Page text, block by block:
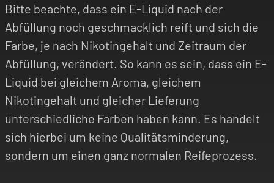
Bitte beachte, dass ein E-Liquid nach der
Abfüllung noch geschmacklich reift und sich die
Farbe, je nach Nikotingehalt und Zeitraum der
Abfüllung, verändert. So kann es sein, dass ein E-
Liquid bei gleichem Aroma, gleichem
Nikotingehalt und gleicher Lieferung
unterschiedliche Farben haben kann. Es handelt
sich hierbei um keine Qualitätsminderung,
sondern um einen ganz normalen Reifeprozess.